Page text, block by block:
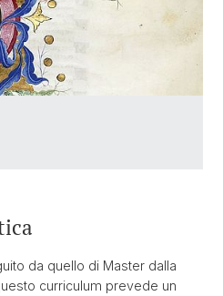
da quello di Master dalla
curriculum prevede un